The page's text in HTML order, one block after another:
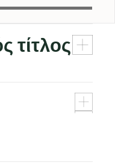
τίτλος